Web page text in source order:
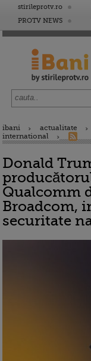
stirileprotv.ro
PROTV NEWS
ibani
actualitate
international
Donald
Qualcomm
Broadcom,
securitate